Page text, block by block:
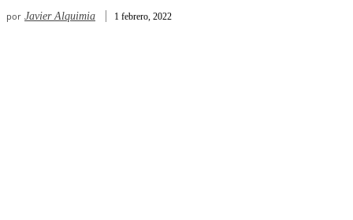
por Javier Alquimia 1 febrero, 2022